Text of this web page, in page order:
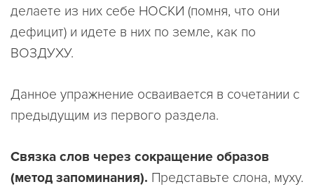
делаете из них себе HОСKИ (помня, что они
дефицит) и идете в них по земле, как по
ВОЗДУХУ.
Данное упражнение осваивается в сочетании с
предыдущим из первого раздела.
Связка слов через сокращение образов
(метод запоминания). Представьте слона, муху.